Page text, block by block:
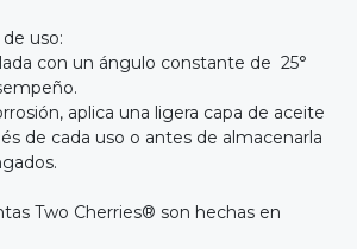
uso:
con un ángulo constante de 25°
aplica una ligera capa de aceite
de cada uso o antes de almacenarla
Two Cherries® son hechas en